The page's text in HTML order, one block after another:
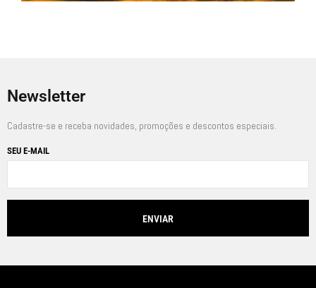
Newsletter
Cadastre-se e receba novidades, promoções e descontos especiais.
SEU E-MAIL